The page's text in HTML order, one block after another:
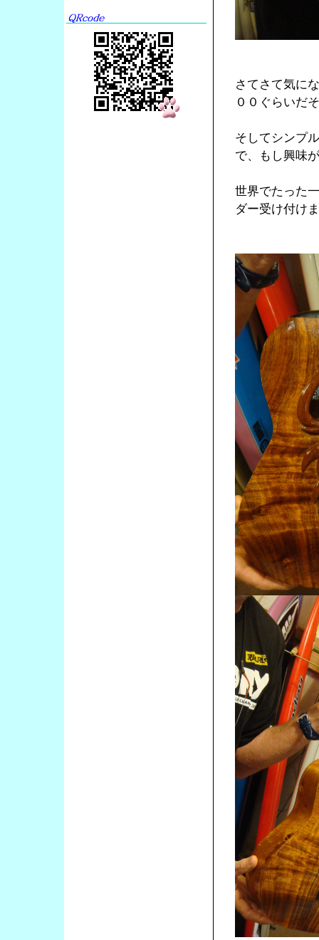
さてさて気に
００ぐらいだ
そしてシンプ
で、もし興味
世界でたった
ダー受け付け